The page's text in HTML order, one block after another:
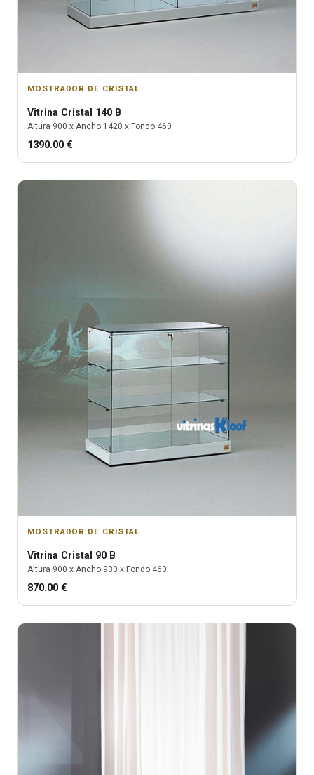
MOSTRADOR DE CRISTAL
Vitrina Cristal 140 B
Altura 900 x Ancho 1420 x Fondo 460
1390.00 €
MOSTRADOR DE CRISTAL
Vitrina Cristal 90 B
Altura 900 x Ancho 930 x Fondo 460
870.00 €